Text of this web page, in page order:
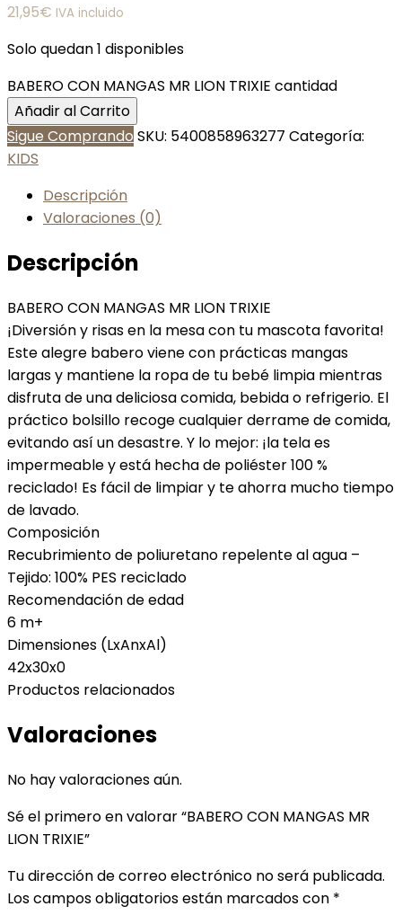
21,95€ IVA incluido
Solo quedan 1 disponibles
BABERO CON MANGAS MR LION TRIXIE cantidad
Añadir al Carrito
Sigue Comprando SKU: 5400858963277 Categoría:
KIDS
Descripción
Valoraciones (0)
Descripción
BABERO CON MANGAS MR LION TRIXIE
¡Diversión y risas en la mesa con tu mascota favorita!
Este alegre babero viene con prácticas mangas
largas y mantiene la ropa de tu bebé limpia mientras
disfruta de una deliciosa comida, bebida o refrigerio. El
práctico bolsillo recoge cualquier derrame de comida,
evitando así un desastre. Y lo mejor: ¡la tela es
impermeable y está hecha de poliéster 100 %
reciclado! Es fácil de limpiar y te ahorra mucho tiempo
de lavado.
Composición
Recubrimiento de poliuretano repelente al agua –
Tejido: 100% PES reciclado
Recomendación de edad
6 m+
Dimensiones (LxAnxAl)
42x30x0
Productos relacionados
Valoraciones
No hay valoraciones aún.
Sé el primero en valorar “BABERO CON MANGAS MR
LION TRIXIE”
Tu dirección de correo electrónico no será publicada.
Los campos obligatorios están marcados con *